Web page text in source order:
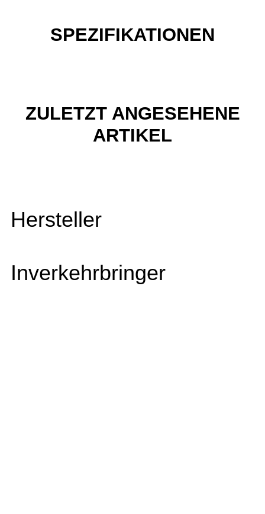
SPEZIFIKATIONEN
ZULETZT ANGESEHENE
ARTIKEL
Hersteller
Inverkehrbringer